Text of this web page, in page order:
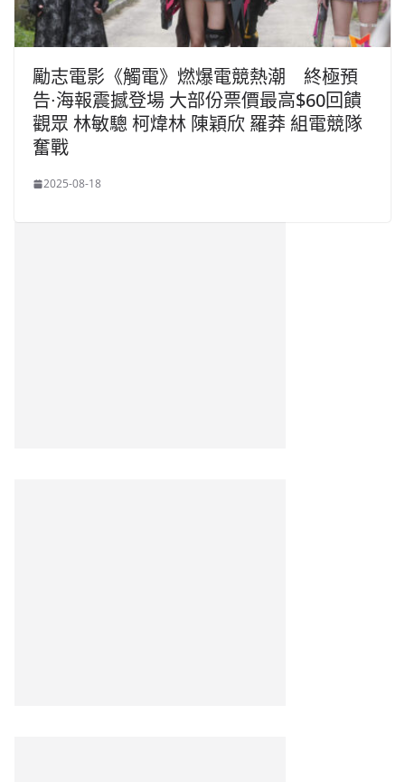
勵志電影《觸電》燃爆電競熱潮 終極預
告∙海報震撼登場 大部份票價最高$60回饋
觀眾 林敏驄 柯煒林 陳穎欣 羅莽 組電競隊
奮戰
2025-08-18